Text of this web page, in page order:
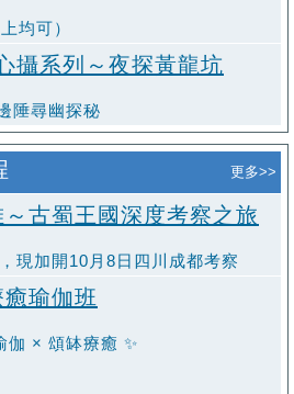
均可）
攝系列～夜探黃龍坑
陲尋幽探秘
更多>>
～古蜀王國深度考察之旅
現加開10月8日四川成都考察
癒瑜伽班
伽 × 頌缽療癒 ✨